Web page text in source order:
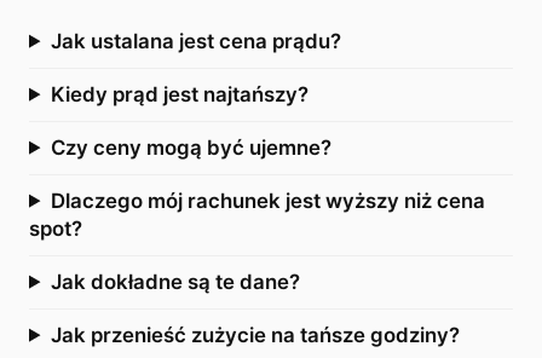
Jak ustalana jest cena prądu?
Kiedy prąd jest najtańszy?
Czy ceny mogą być ujemne?
Dlaczego mój rachunek jest wyższy niż cena
spot?
Jak dokładne są te dane?
Jak przenieść zużycie na tańsze godziny?